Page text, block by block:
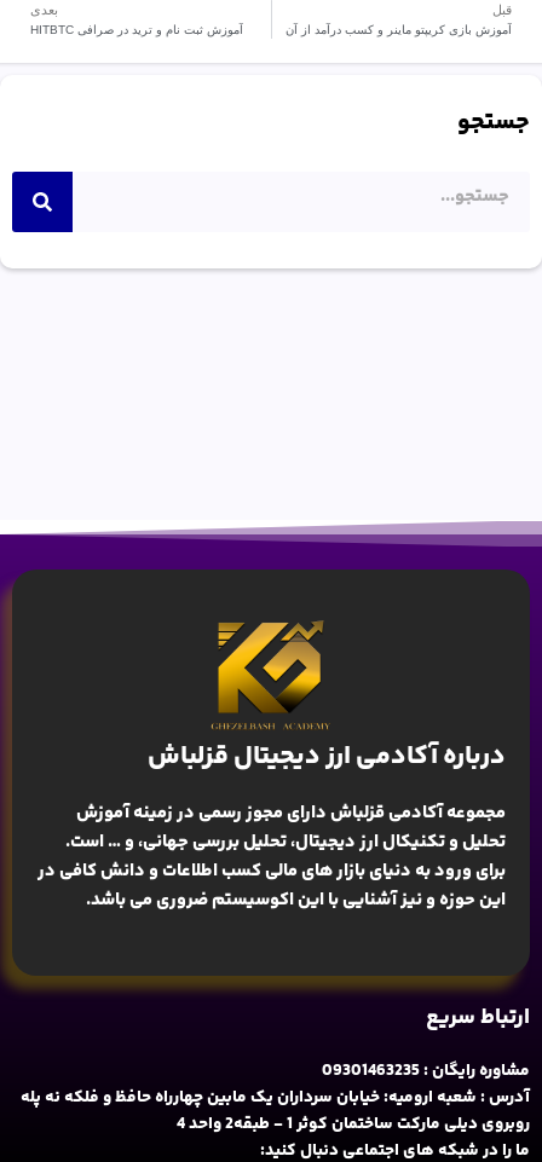
قبل
آموزش بازی کریپتو ماینر و کسب درآمد از آن
بعدی
آموزش ثبت نام و ترید در صرافی HITBTC
جستجو
درباره آکادمی ارز دیجیتال قزلباش
مجموعه آکادمی قزلباش دارای مجوز رسمی در زمینهآموزش
تحلیل و تکنیکال ارز دیجیتال، تحلیل بررسی جهانی، و … است.
برای ورود به دنیای بازار های مالی کسب اطلاعات و دانش کافی در
این حوزه و نیز آشنایی با این اکوسیستم ضروری می باشد.
ارتباط سریع
مشاوره رایگان : 09301463235
آدرس : شعبه ارومیه: خیابان سرداران یک مابین چهارراه حافظ و فلکه نه پله
روبروی دیلی مارکت ساختمان کوثر 1 - طبقه2 واحد 4
ما را در شبکه های اجتماعی دنبال کنید: